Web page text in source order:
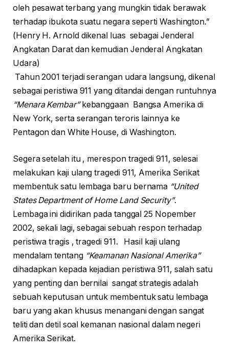
oleh pesawat terbang yang mungkin tidak berawak
terhadap ibukota suatu negara seperti Washington.”
(Henry H. Arnold dikenal luas sebagai Jenderal
Angkatan Darat dan kemudian Jenderal Angkatan
Udara)
Tahun 2001 terjadi serangan udara langsung, dikenal
sebagai peristiwa 911 yang ditandai dengan runtuhnya
“Menara Kembar”kebanggaan Bangsa Amerika di
New York, serta serangan teroris lainnya ke
Pentagon dan White House, di Washington.
Segera setelah itu , merespon tragedi 911, selesai
melakukan kaji ulang tragedi 911, Amerika Serikat
membentuk satu lembaga baru bernama “United
States Department of Home Land Security”.
Lembaga ini didirikan pada tanggal 25 Nopember
2002, sekali lagi, sebagai sebuah respon terhadap
peristiwa tragis , tragedi 911. Hasil kaji ulang
mendalam tentang “Keamanan Nasional Amerika”
dihadapkan kepada kejadian peristiwa 911, salah satu
yang penting dan bernilai sangat strategis adalah
sebuah keputusan untuk membentuk satu lembaga
baru yang akan khusus menangani dengan sangat
teliti dan detil soal kemanan nasional dalam negeri
Amerika Serikat.